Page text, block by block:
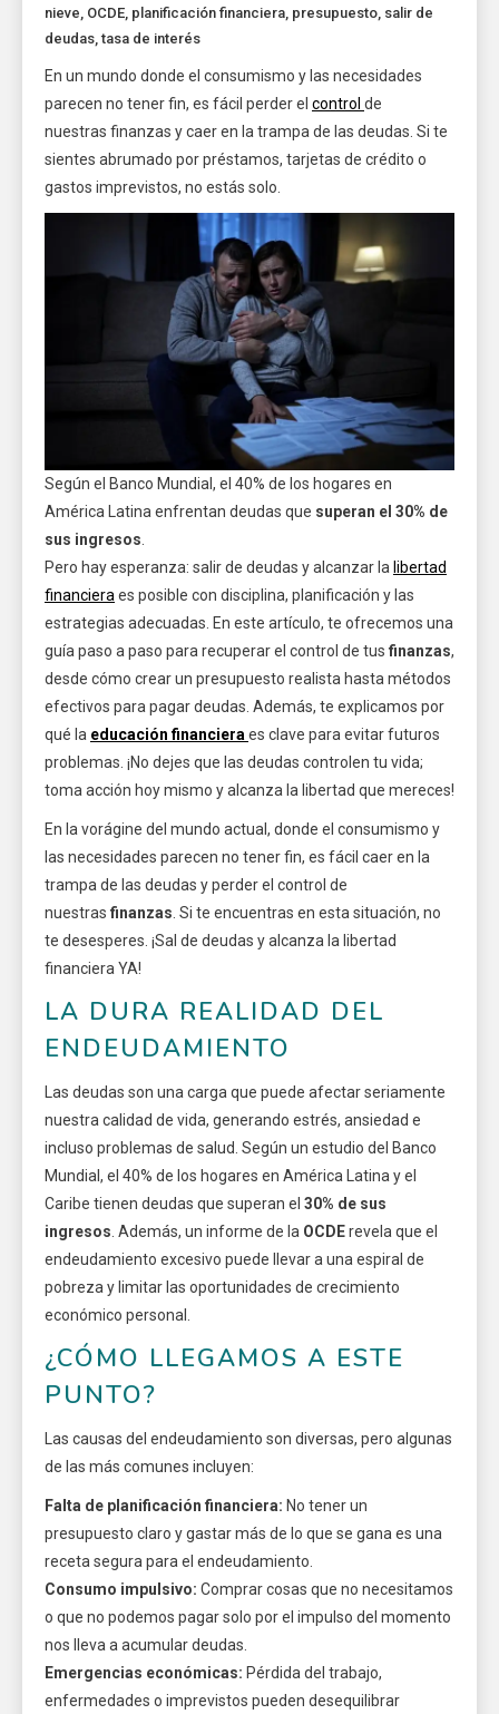
nieve, OCDE, planificación financiera, presupuesto, salir de
deudas,tasa de interés
En un mundo donde el consumismo y las necesidades
parecen no tener fin, es fácil perder el control de
nuestras finanzas y caer en la trampa de las deudas. Si te
sientes abrumado por préstamos, tarjetas de crédito o
gastos imprevistos, no estás solo.
Según el Banco Mundial, el 40% de los hogares en
América Latina enfrentan deudas que superan el 30% de
sus ingresos
Pero hay esperanza: salir de deudas y alcanzar la libertad
financiera es posible con disciplina, planificación y las
estrategias adecuadas. En este artículo, te ofrecemos una
guía paso a paso para recuperar el control de tus finanzas,
desde cómo crear un presupuesto realista hasta métodos
efectivos para pagar deudas. Además, te explicamos por
qué la educación financiera es clave para evitar futuros
problemas. ¡No dejes que las deudas controlen tu vida;
toma acción hoy mismo y alcanza la libertad que mereces!
En la vorágine del mundo actual, donde el consumismo y
las necesidades parecen no tener fin, es fácil caer en la
trampa de las deudas y perder el control de
nuestras finanzas . Si te encuentras en esta situación, no
te desesperes. ¡Sal de deudas y alcanza la libertad
financiera YA!
LA DURA REALIDAD DEL
ENDEUDAMIENTO
Las deudas son una carga que puede afectar seriamente
nuestra calidad de vida, generando estrés, ansiedad e
incluso problemas de salud. Según un estudio del Banco
Mundial, el 40% de los hogares en América Latina y el
Caribe tienen deudas que superan el 30% de sus
ingresos . Además, un informe de la OCDErevela que el
endeudamiento excesivo puede llevar a una espiral de
pobreza y limitar las oportunidades de crecimiento
económico personal.
¿CÓMO LLEGAMOS A ESTE
PUNTO?
Las causas del endeudamiento son diversas, pero algunas
de las más comunes incluyen:
Falta de planificación financiera: No tener un
presupuesto claro y gastar más de lo que se gana es una
receta segura para el endeudamiento.
Consumo impulsivo: Comprar cosas que no necesitamos
o que no podemos pagar solo por el impulso del momento
nos lleva a acumular deudas.
Emergencias económicas: Pérdida del trabajo,
enfermedades o imprevistos pueden desequilibrar